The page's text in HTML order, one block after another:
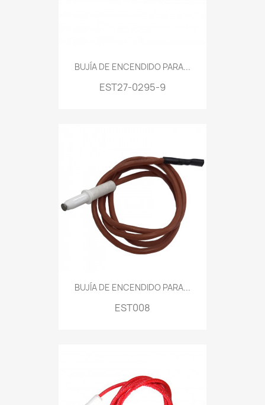
BUJÍA DE ENCENDIDO PARA...
EST27-0295-9
BUJÍA DE ENCENDIDO PARA...
EST008